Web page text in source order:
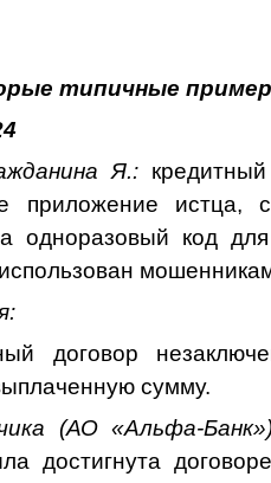
типичные
Я.:
приложение истца,
одноразовый код
договор
сумму.
(АО «Альфа-
достигнута